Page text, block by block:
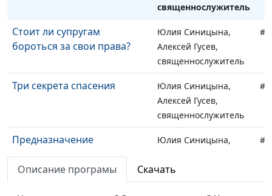
священнослужитель
Стоит ли супругам
бороться за свои права?
Юлия Синицына,
Алексей Гусев,
священнослужитель
Три секрета спасения
Юлия Синицына,
Алексей Гусев,
священнослужитель
Предназначение
христианина
Юлия Синицына,
священнослужитель
Забытая заповедь
Юлия Синицына,
Описание програмы Скачать